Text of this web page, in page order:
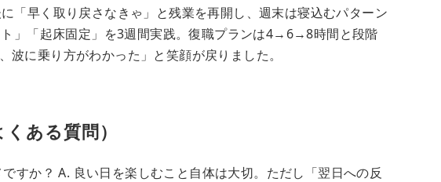
「早く取り戻さなきゃ」と残業を再開し、週末は寝込むパターン
」「起床固定」を3週間実践。復職プランは4→6→8時間と段階
に乗り方がわかった」と笑顔が戻りました。
ある質問）
すか？ A. 良い日を楽しむこと自体は大切。ただし「翌日への反